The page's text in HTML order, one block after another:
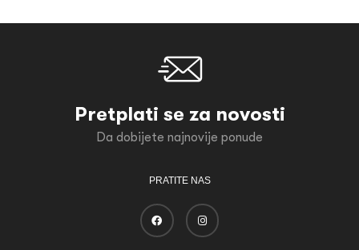
Pretplati se za novosti
Da dobijete najnovije ponude
PRATITE NAS